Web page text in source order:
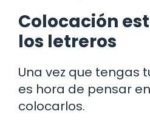
Colocación
los letreros
Una vez que tengas
es hora de pensar
colocarlos.